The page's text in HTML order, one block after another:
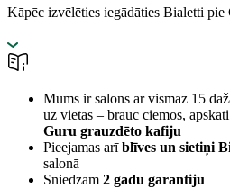
Kāpēc izvēlēties iegādāties Bialetti pie
Mums ir salons ar vismaz 15
uz vietas – brauc ciemos,
Guru grauzdēto kafiju
Pieejamas arīblīves un sietiņi
salonā
Sniedzam 2 gadu garantiju